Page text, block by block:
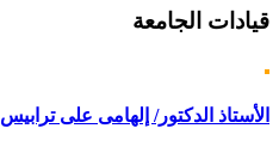
قيادات الجامعة
الأستاذ الدكتور/ إلهامى على ترابيس